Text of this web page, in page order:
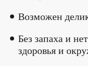
Возможен
Без запаха и
здоровья и